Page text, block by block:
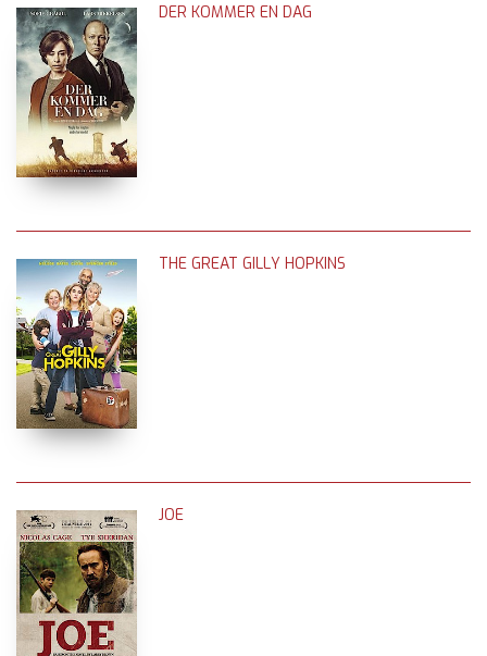
DER KOMMER EN DAG
THE GREAT GILLY HOPKINS
JOE